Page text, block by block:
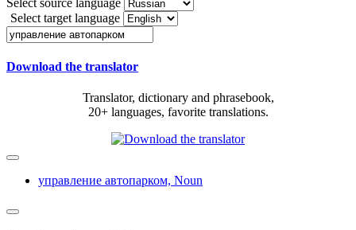
Select target language
Download the translator
Translator, dictionary and phrasebook,
20+ languages, favorite translations.
управление автопарком, Noun